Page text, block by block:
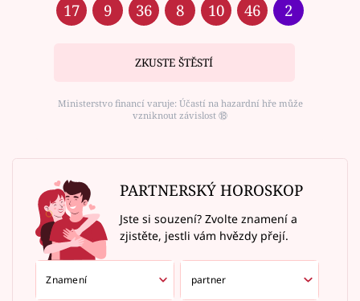
17 9 36 8 10 46 2
ZKUSTE ŠTĚSTÍ
Ministerstvo financí varuje: Účastí na hazardní hře může
vzniknout závislost ⑱
PARTNERSKÝ HOROSKOP
Jste si souzení? Zvolte znamení a
zjistěte, jestli vám hvězdy přejí.